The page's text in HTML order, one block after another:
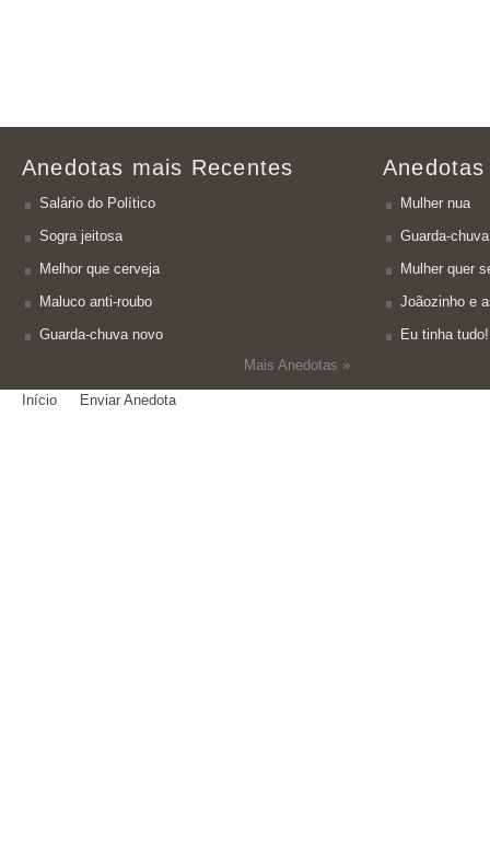
Anedotas mais Recentes
Salário do Político
Sogra jeitosa
Melhor que cerveja
Maluco anti-roubo
Guarda-chuva novo
Mais Anedotas »
Mulher nua
Guarda-
Mulher quer
Joãozinho e
Eu tinha tudo!
Início Enviar Anedota